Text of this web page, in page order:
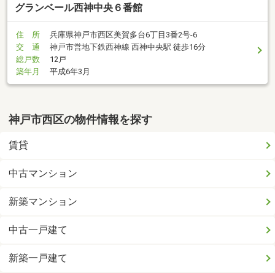
グランベール西神中央６番館
住 所
兵庫県神戸市西区美賀多台6丁目3番2号-6
交 通
神戸市営地下鉄西神線 西神中央駅 徒歩16分
総戸数
12戸
築年月
平成6年3月
神戸市西区の物件情報を探す
賃貸
中古マンション
新築マンション
中古一戸建て
新築一戸建て